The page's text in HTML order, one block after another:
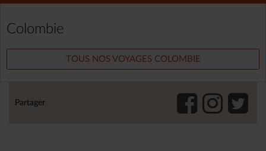
Colombie
TOUS NOS VOYAGES COLOMBIE
Partager